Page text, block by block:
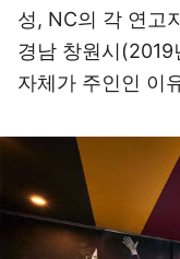
성, NC의 각 연고
경남 창원시(2019
자체가 주인인 이